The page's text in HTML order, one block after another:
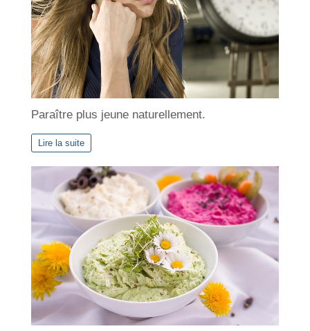
Paraître plus jeune naturellement.
Lire la suite